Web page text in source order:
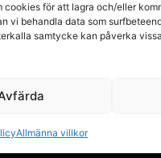
cookies för att lagra och/eller
vi behandla data som
samtycke kan påverka vissa
Allmänna villkor